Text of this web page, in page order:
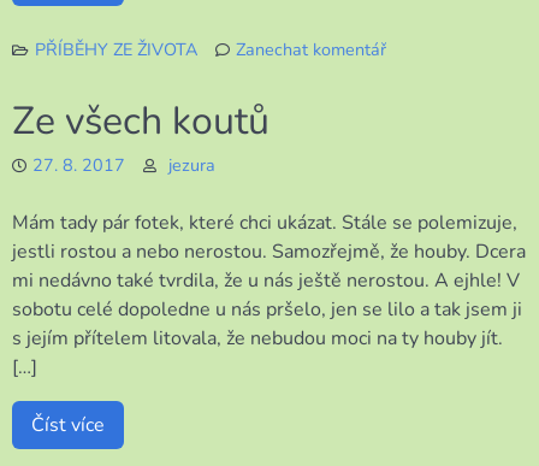
PŘÍBĚHY ZE ŽIVOTA
Zanechat komentář
Ze všech koutů
27. 8. 2017 jezura
Mám tady pár fotek, které chci ukázat. Stále se polemizuje,
jestli rostou a nebo nerostou. Samozřejmě, že houby. Dcera
mi nedávno také tvrdila, že u nás ještě nerostou. A ejhle! V
sobotu celé dopoledne u nás pršelo, jen se lilo a tak jsem ji
s jejím přítelem litovala, že nebudou moci na ty houby jít.
[…]
Číst více